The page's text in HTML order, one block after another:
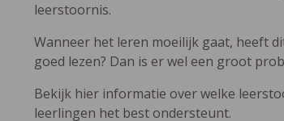
leerstoornis.
Wanneer het leren moeilijk gaat, heeft
goed lezen? Dan is er wel een groot
Bekijk hier informatie over welke
leerlingen het best ondersteunt.